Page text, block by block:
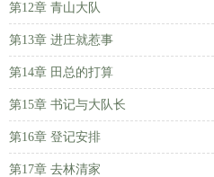
第12章 青山大队
第13章 进庄就惹事
第14章 田总的打算
第15章 书记与大队长
第16章 登记安排
第17章 去林清家